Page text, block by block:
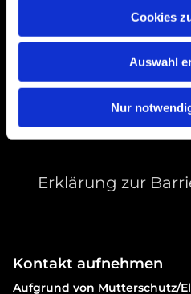
Cookies
Auswahl
Nur
Accept
Erklärung zur
Kontakt aufnehmen
Aufgrund von Mutterschutz/